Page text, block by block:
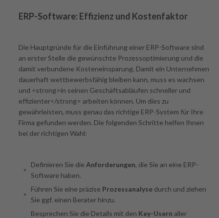
ERP-Software: Effizienz und Kostenfaktor
Die Hauptgründe für die Einführung einer ERP-Software sind
an erster Stelle die gewünschte Prozessoptimierung und die
damit verbundene Kosteneinsparung. Damit ein Unternehmen
dauerhaft wettbewerbsfähig bleiben kann, muss es wachsen
und <strong>in seinen Geschäftsabläufen schneller und
effizienter</strong> arbeiten können. Um dies zu
gewährleisten, muss genau das richtige ERP-System für Ihre
Firma gefunden werden. Die folgenden Schritte helfen Ihnen
bei der richtigen Wahl:
Definieren Sie die Anforderungen, die Sie an eine ERP-
Software haben.
Führen Sie eine präzise Prozessanalysedurch und ziehen
Sie ggf. einen Berater hinzu.
Besprechen Sie die Details mit den Key-Usern aller